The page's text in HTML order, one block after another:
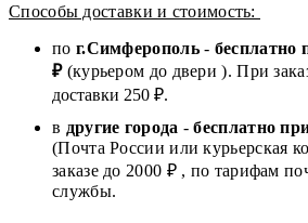
Способы доставки и стоимость:
по г.Симферополь- бесплатно
₽(курьером до двери ). При
доставки 250 ₽.
в другие города -бесплатно
(Почта России или курьерская
заказе до 2000 ₽ , по тарифам
службы.